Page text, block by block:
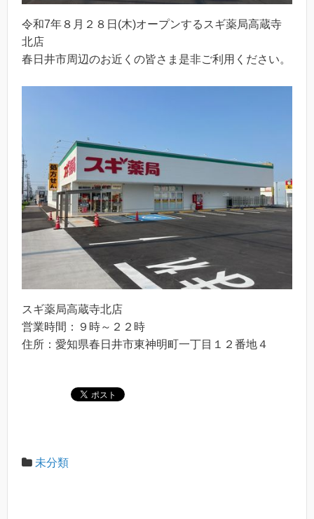
令和7年８月２８日(木)オープンするスギ薬局高蔵寺
北店
春日井市周辺のお近くの皆さま是非ご利用ください。
スギ薬局高蔵寺北店
営業時間：９時～２２時
住所：愛知県春日井市東神明町一丁目１２番地４
未分類